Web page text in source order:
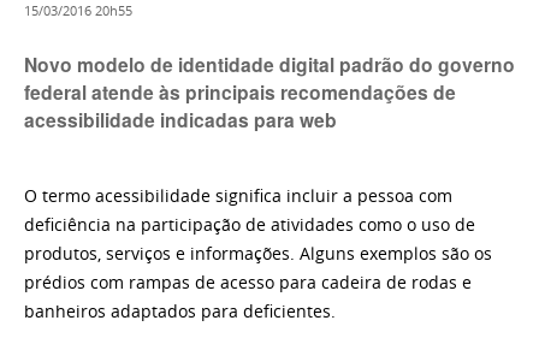
15/03/2016 20h55
Novo modelo de identidade digital padrão do governo
federal atende às principais recomendações de
acessibilidade indicadas para web
O termo acessibilidade significa incluir a pessoa com
deficiência na participação de atividades como o uso de
produtos, serviços e informações. Alguns exemplos são os
prédios com rampas de acesso para cadeira de rodas e
banheiros adaptados para deficientes.